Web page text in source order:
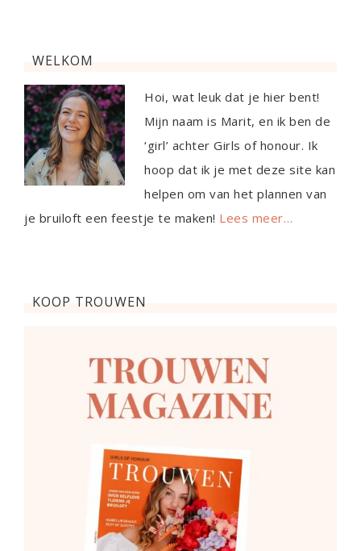
WELKOM
Hoi, wat leuk dat je hier bent!
Mijn naam is Marit, en ik ben de
‘girl’ achter Girls of honour. Ik
hoop dat ik je met deze site kan
helpen om van het plannen van
je bruiloft een feestje te maken! Lees meer…
KOOP TROUWEN